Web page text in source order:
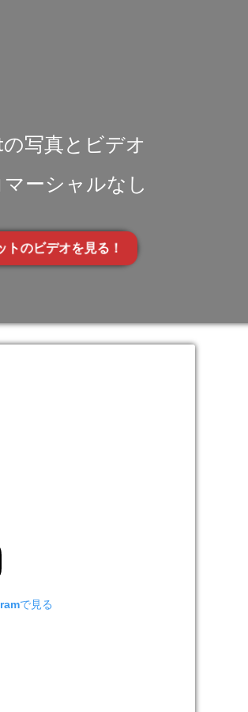
写真とビデオ
ーシャルなし
トのビデオを見る！
で見る